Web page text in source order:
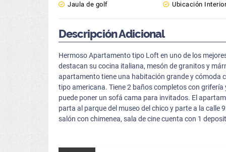
Jaula de golf
Ubicación
Descripción Adicional
Hermoso Apartamento tipo Loft en uno de los
destacan su cocina italiana, mesón de granitos y
apartamento tiene una habitación grande y cómoda
tipo americana. Tiene 2 baños completos con
puede poner un sofá cama para invitados. El
parta al parque del museo del chico y parte a la calle
salón con chimenea, sala de cine cuenta con 1